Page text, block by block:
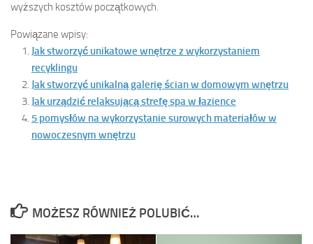
wyższych kosztów początkowych.
Powiązane wpisy:
Jak stworzyć unikatowe wnętrze z wykorzystaniem
recyklingu
Jak stworzyć unikalną galerię ścian w domowym wnętrzu
Jak urządzić relaksującą strefę spa w łazience
5 pomysłów na wykorzystanie surowych materiałów w
nowoczesnym wnętrzu
MOŻESZ RÓWNIEŻ POLUBIĆ…